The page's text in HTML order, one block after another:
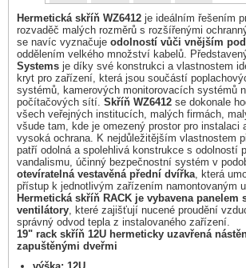
Hermetická skříň WZ6412 je ideálním řešením
rozvaděč malých rozměrů s rozšířenými
se navíc vyznačuje odolností vůči vnějším
oddělením velkého množství kabelů.
Systems je díky své konstrukci a vlastnostem
kryt pro zařízení, která jsou součástí
systémů, kamerových monitorovacích systémů
počítačových sítí. Skříň WZ6412 se dokonale
všech veřejných institucích, malých firmách,
všude tam, kde je omezený prostor pro instalaci
vysoká ochrana. K nejdůležitějším vlastnostem
patří odolná a spolehlivá konstrukce s odolností
vandalismu, účinný bezpečnostní systém v
otevíratelná vestavěná přední dvířka, která
přístup k jednotlivým zařízením namontovaným
Hermetická skříň RACK je vybavena panelem
ventilátory, které zajišťují nucené proudění
správný odvod tepla z instalovaného zařízení.
19" rack skříň 12U hermeticky uzavřená
zapuštěnými dveřmi